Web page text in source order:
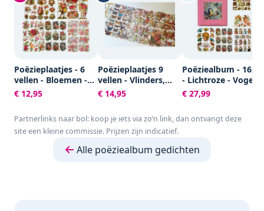
Poëzieplaatjes - 6
vellen - Bloemen -
Poëziealbum -
hobby - creatief -
vriendenboek -
dagboek -
€ 12,95
Poëzieplaatjes 9
vellen - Vlinders,
Vogels, Bloemen,
Poezen en Roosjes
€ 14,95
Poëziealbum -
- Lichtroze - Vogels
met 5 vellen
Poëzieplaatjes -
Cadeau - Sint -
Creatief -
€ 27,99
Partnerlinks naar bol: koop je iets via zo’n link, dan ontvangt deze
site een kleine commissie. Prijzen zijn indicatief.
Alle poëziealbum gedichten